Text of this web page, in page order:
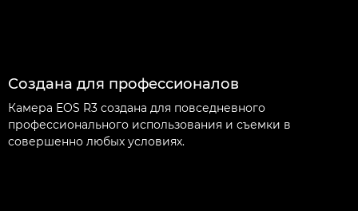
Создана для профессионалов
Камера EOS R3 создана для повседневного
профессионального использования и съемки в
совершенно любых условиях.